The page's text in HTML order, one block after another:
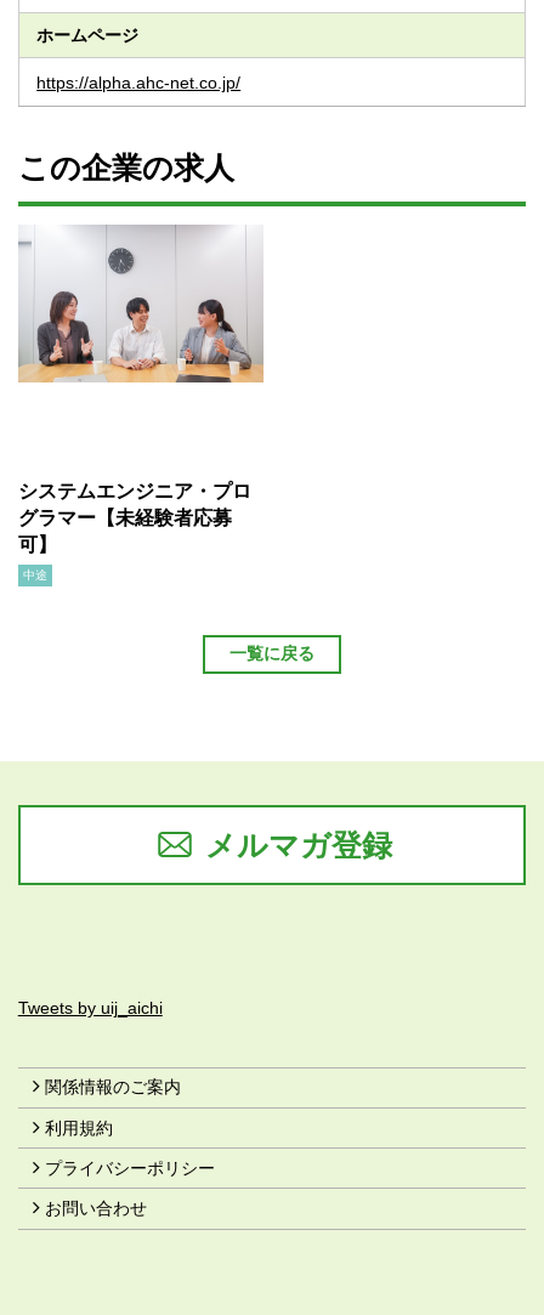
ホームページ
https://alpha.ahc-net.co.jp/
この企業の求人
システムエンジニア・プロ
グラマー【未経験者応募
可】
中途
一覧に戻る
メルマガ登録
Tweets by uij_aichi
関係情報のご案内
利用規約
プライバシーポリシー
お問い合わせ